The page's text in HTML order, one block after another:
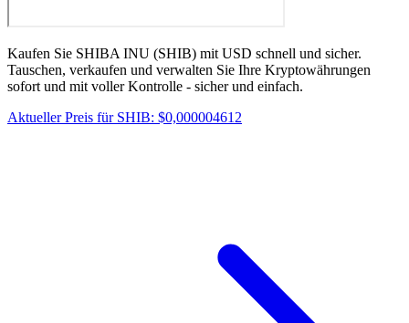
Kaufen Sie SHIBA INU (SHIB) mit USD schnell und sicher.
Tauschen, verkaufen und verwalten Sie Ihre Kryptowährungen
sofort und mit voller Kontrolle - sicher und einfach.
Aktueller Preis für SHIB: $0,000004612